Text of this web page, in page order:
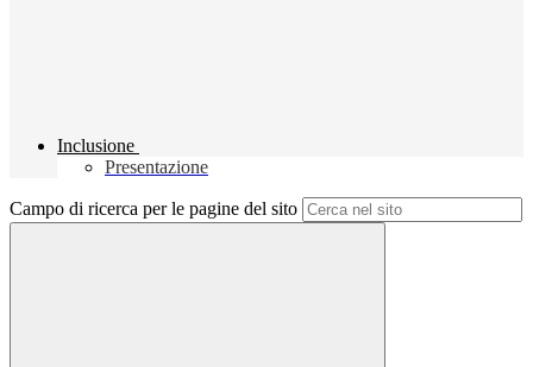
Inclusione
Presentazione
Campo di ricerca per le pagine del sito